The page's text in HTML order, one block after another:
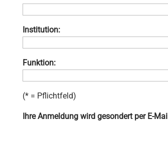
Institution:
Funktion:
(* = Pflichtfeld)
Ihre Anmeldung wird gesondert per E-